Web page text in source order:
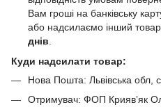
Вам гроші на банківську
або надсилаємо інший товар
днів.
Куди надсилати товар:
Нова Пошта: Львівська обл,
Отримувач: ФОП Криявʼяк